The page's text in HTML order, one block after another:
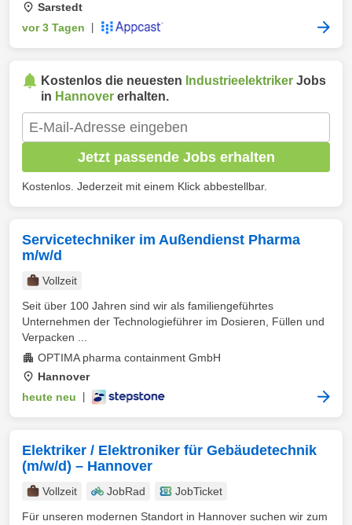
Sarstedt
vor 3 Tagen
Kostenlos die neuesten Industrieelektriker Jobs
in Hannover erhalten.
Jetzt passende Jobs erhalten
Kostenlos. Jederzeit mit einem Klick abbestellbar.
Servicetechniker im Außendienst Pharma
m/w/d
Vollzeit
Seit über 100 Jahren sind wir als familiengeführtes
Unternehmen der Technologieführer im Dosieren, Füllen und
Verpacken ...
OPTIMA pharma containment GmbH
Hannover
heute neu
Elektriker / Elektroniker für Gebäudetechnik
(m/w/d) – Hannover
Vollzeit JobRad
JobTicket
Für unseren modernen Standort in Hannover suchen wir zum